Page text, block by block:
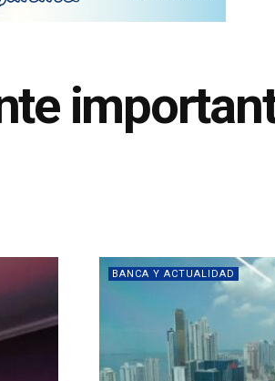
BANCA Y ACTUALIDAD